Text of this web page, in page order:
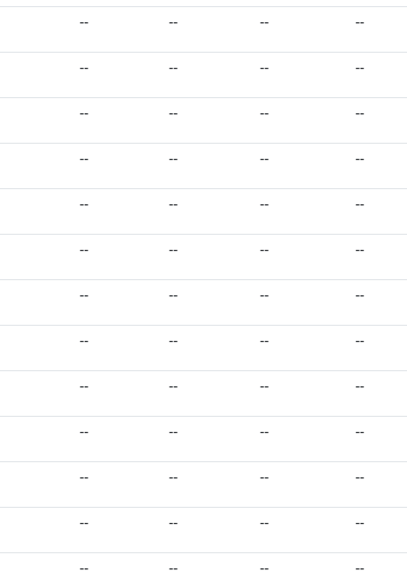
-- -- -- --
-- -- -- --
-- -- -- --
-- -- -- --
-- -- -- --
-- -- -- --
-- -- -- --
-- -- -- --
-- -- -- --
-- -- -- --
-- -- -- --
-- -- -- --
-- -- -- --